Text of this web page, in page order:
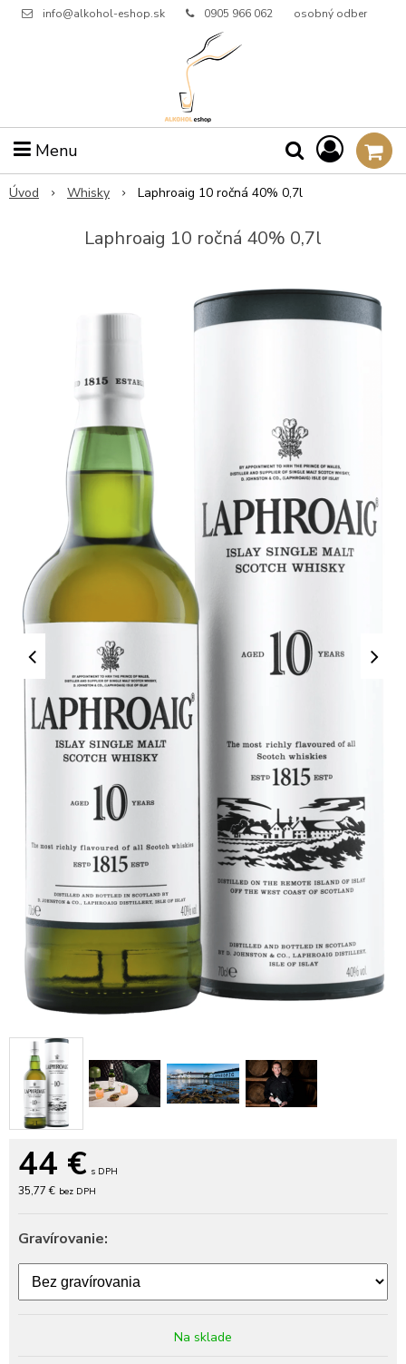
info@alkohol-eshop.sk 0905 966 062 osobný odber
Menu
Úvod Whisky Laphroaig 10 ročná 40% 0,7l
Laphroaig 10 ročná 40% 0,7l
44 € s DPH
35,77 € bez DPH
Gravírovanie:
Na sklade